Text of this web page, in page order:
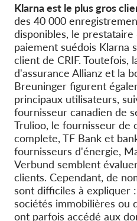
Klarna est le plus gros
des 40 000
disponibles, le prestataire
paiement suédois Klarna
client de CRIF. Toutefois,
d'assurance Allianz et la
Breuninger figurent
principaux utilisateurs,
fournisseur canadien de
Trulioo, le fournisseur de
complete, TF Bank et
fournisseurs d'énergie,
Verbund semblent
clients. Cependant, de
sont difficiles à expliquer
sociétés immobilières ou
ont parfois accédé aux